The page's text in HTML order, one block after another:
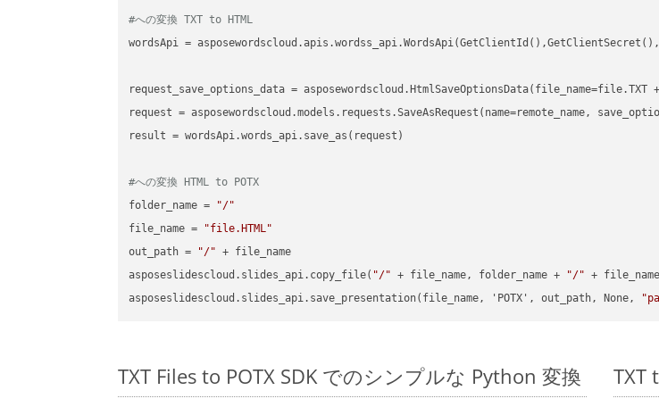
#への変換 TXT to HTML
wordsApi = asposewordscloud.apis.wordss_api.WordsApi(GetClientId(),GetClientSecret(),
request_save_options_data =
request = asposewordscloud.models.requests.SaveAsRequest(name=remote_name,
result = wordsApi.words_api.save_as(request)
#への変換 HTML to POTX
folder_name =
"/"
file_name =
"file.HTML"
out_path =
"/" + file_name
asposeslidescloud.slides_api.copy_file( "/" + file_name, folder_name + "/" +
asposeslidescloud.slides_api.save_presentation(file_name, 'POTX', out_path, None,
TXT Files to POTX SDK でのシンプルな Python 変換 TXT